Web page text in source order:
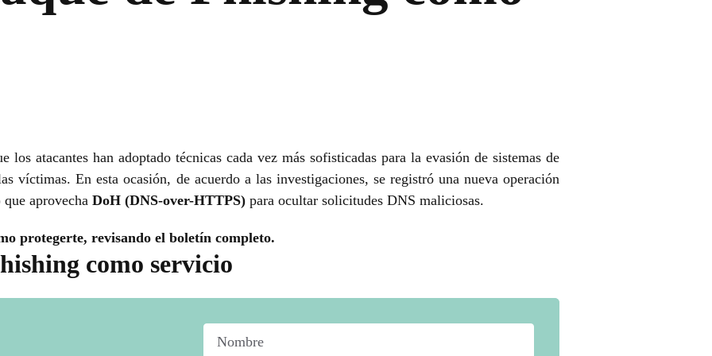
los atacantes han adoptado técnicas cada vez más sofisticadas para la evasión de sistemas de
víctimas. En esta ocasión, de acuerdo a las investigaciones, se registró una nueva operación
que aprovecha DoH (DNS-over-HTTPS) para ocultar solicitudes DNS maliciosas.
protegerte, revisando el boletín completo.
como servicio
Nombre